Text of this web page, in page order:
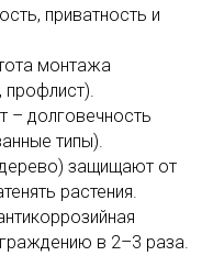
приватность и
монтажа
профлист).
– долговечность
типы).
защищают от
растения.
в 2–3 раза.